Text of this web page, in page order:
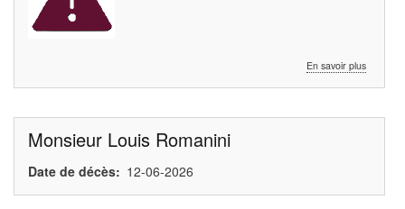
En savoir plussur
Monsieur Louis Romanini
Date de décès 12-06-2026